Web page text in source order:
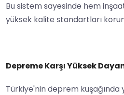
Bu sistem sayesinde hem
yüksek kalite standartları
Depreme Karşı Yüksek
Türkiye'nin deprem kuşağında